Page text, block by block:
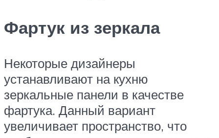
Фартук из зеркала
Некоторые дизайнеры
устанавливают на кухню
зеркальные панели в качестве
фартука. Данный вариант
увеличивает пространство, что